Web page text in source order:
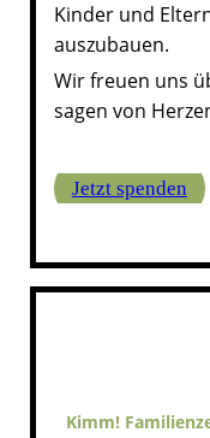
Kinder und
auszubauen.
Wir freuen uns
sagen von
Jetzt spenden
Kimm!